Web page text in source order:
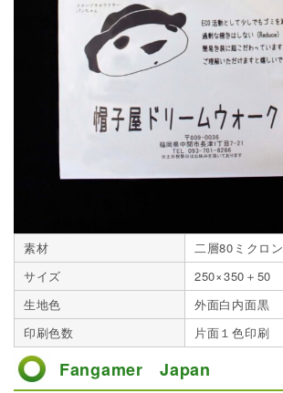
素材
二層80ミクロン
サイズ
250×350＋50
生地色
外面白内面黒
印刷色数
片面１色印刷
Fangamer Japan